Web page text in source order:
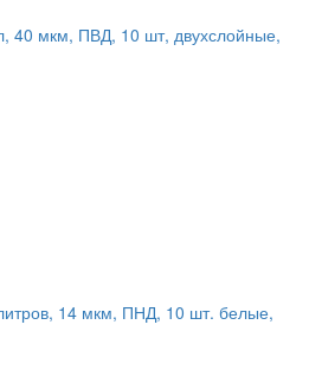
40 мкм, ПВД, 10 шт, двухслойные,
14 мкм, ПНД, 10 шт. белые,